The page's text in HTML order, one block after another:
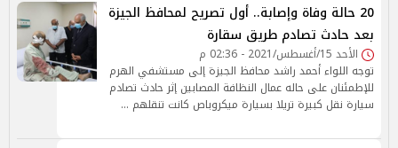
20 حالة وفاة وإصابة.. أول تصريح لمحافظ الجيزة
بعد حادث تصادم طريق سقارة
الأحد 15/أغسطس/2021 - 02:36 م
توجه اللواء أحمد راشد محافظ الجيزة إلى مستشفي الهرم
للإطمئنان على حاله عمال النظافة المصابين إثر حادث تصادم
سيارة نقل كبيرة تريلا بسيارة ميكروباص كانت تنقلهم …